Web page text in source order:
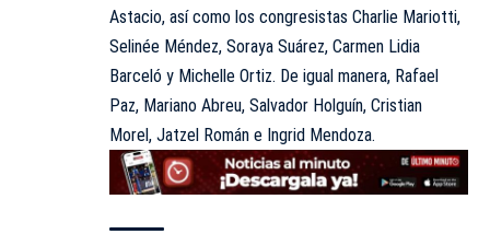
Astacio, así como los congresistas Charlie Mariotti,
Selinée Méndez, Soraya Suárez, Carmen Lidia
Barceló y Michelle Ortiz. De igual manera, Rafael
Paz, Mariano Abreu, Salvador Holguín, Cristian
Morel, Jatzel Román e Ingrid Mendoza.